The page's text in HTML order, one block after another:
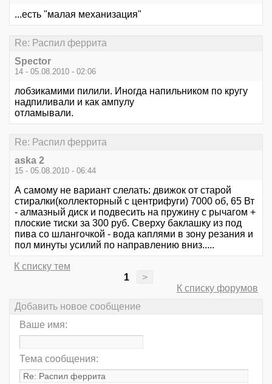
...есть "малая механизация"
Re: Распил феррита
Spector
14 - 05.08.2010 - 02:06
лобзикамими пилили. Иногда напильником по кругу
надпиливали и как ампулу
отламывали.
Re: Распил феррита
aska 2
15 - 05.08.2010 - 06:44
А самому не вариант слелать: движок от старой
стиралки(коллекторный с центрифуги) 7000 об, 65 Вт
- алмазный диск и подвесить на пружину с рычагом +
плоские тиски за 300 руб. Сверху баклашку из под
пива со шлангочкой - вода каплями в зону резания и
пол минуты усилий по направлению вниз.....
К списку тем
1
>
К списку форумов
Добавить новое сообщение
Ваше имя:
Тема сообщения: